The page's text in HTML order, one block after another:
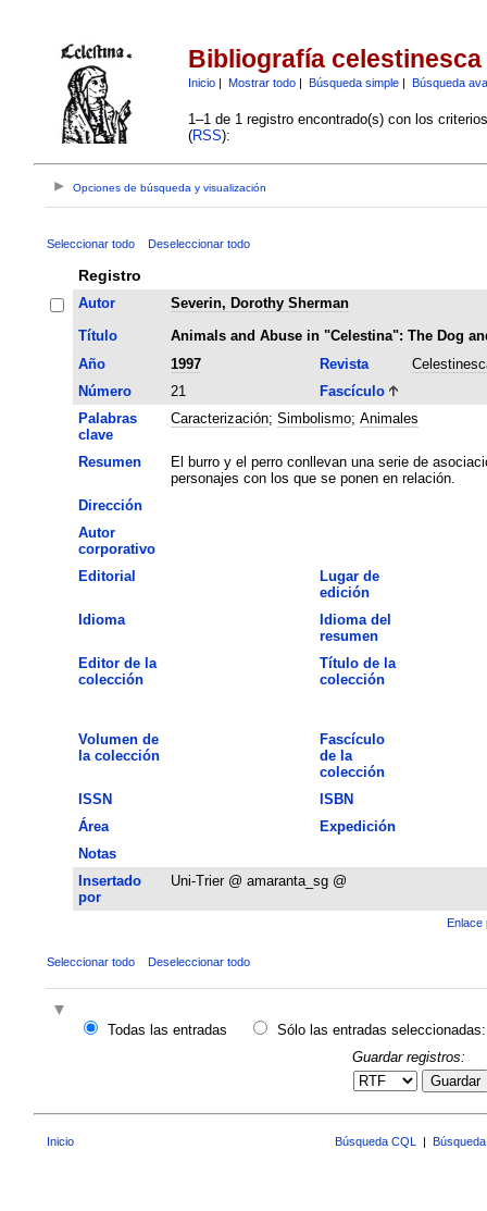
Bibliografía celestinesca
Inicio| Mostrar todo| Búsqueda simple| Búsqueda
1–1 de 1 registro encontrado(s) con los
(RSS):
Opciones de búsqueda y visualización
Seleccionar todo Deseleccionar todo
Registro
Autor
Severin, Dorothy Sherman
Título
Animals and Abuse in "Celestina": The Dog
Año
1997 Revista
Número
21
Fascículo
Palabras
clave
Caracterización; Simbolismo; Animales
Resumen
El burro y el perro conllevan una serie de
personajes con los que se ponen en relación.
Dirección
Autor
corporativo
Editorial
Lugar de
edición
Idioma
Idioma del
resumen
Editor de la
colección
Título de la
colección
Volumen de
la colección
Fascículo
de la
colección
ISSN
ISBN
Área
Expedición
Notas
Insertado
por
Uni-Trier @ amaranta_sg @
Enlace
Seleccionar todo Deseleccionar todo
Todas las entradas
Sólo las entradas seleccionadas:
Guardar registros:
Guardar
Inicio Búsqueda CQL